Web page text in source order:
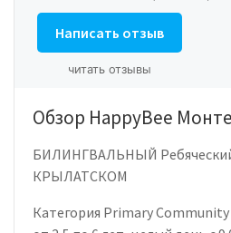
Написать отзыв
читать отзывы
Обзор HappyBee
БИЛИНГВАЛЬНЫЙ
КРЫЛАТСКОМ
Категория Primary Community